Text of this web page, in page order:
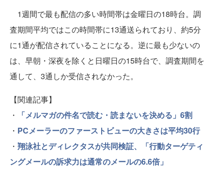
1週間で最も配信の多い時間帯は金曜日の18時台。調
査期間平均ではこの時間帯に13通送られており、約5分
に1通が配信されていることになる。逆に最も少ないの
は、早朝・深夜を除くと日曜日の15時台で、調査期間を
通して、3通しか受信されなかった。
【関連記事】
・
「メルマガの件名で読む・読まないを決める」6割
・ PCメーラーのファーストビューの大きさは平均30行
・ 翔泳社とディレクタスが共同検証、「行動ターゲティ
ングメールの訴求力は通常のメールの6.6倍」